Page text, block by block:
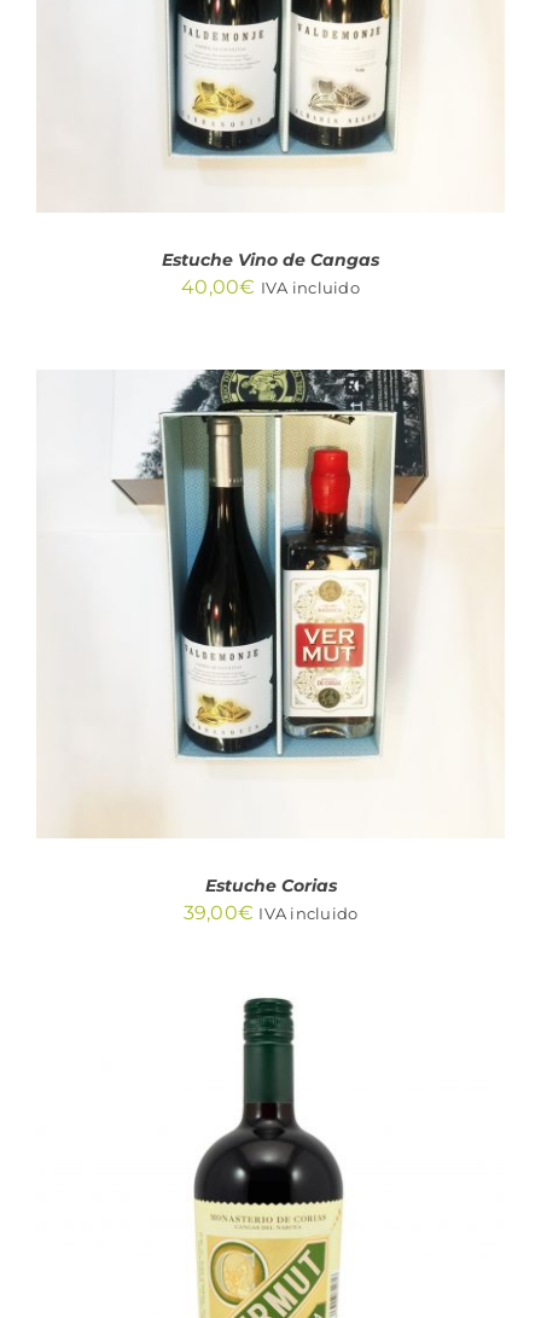
Estuche Vino de Cangas
40,00€ IVA incluido
AÑADIR AL CARRITO
/
DETALLES
Estuche Corias
39,00€ IVA incluido
AÑADIR AL CARRITO